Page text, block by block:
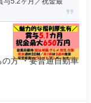
方 ・要普通自動車